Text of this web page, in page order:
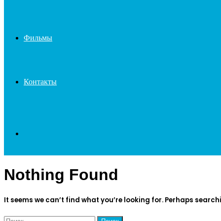
Фильмы
Контакты
for
Nothing Found
It seems we can’t find what you’re looking for. Perhaps